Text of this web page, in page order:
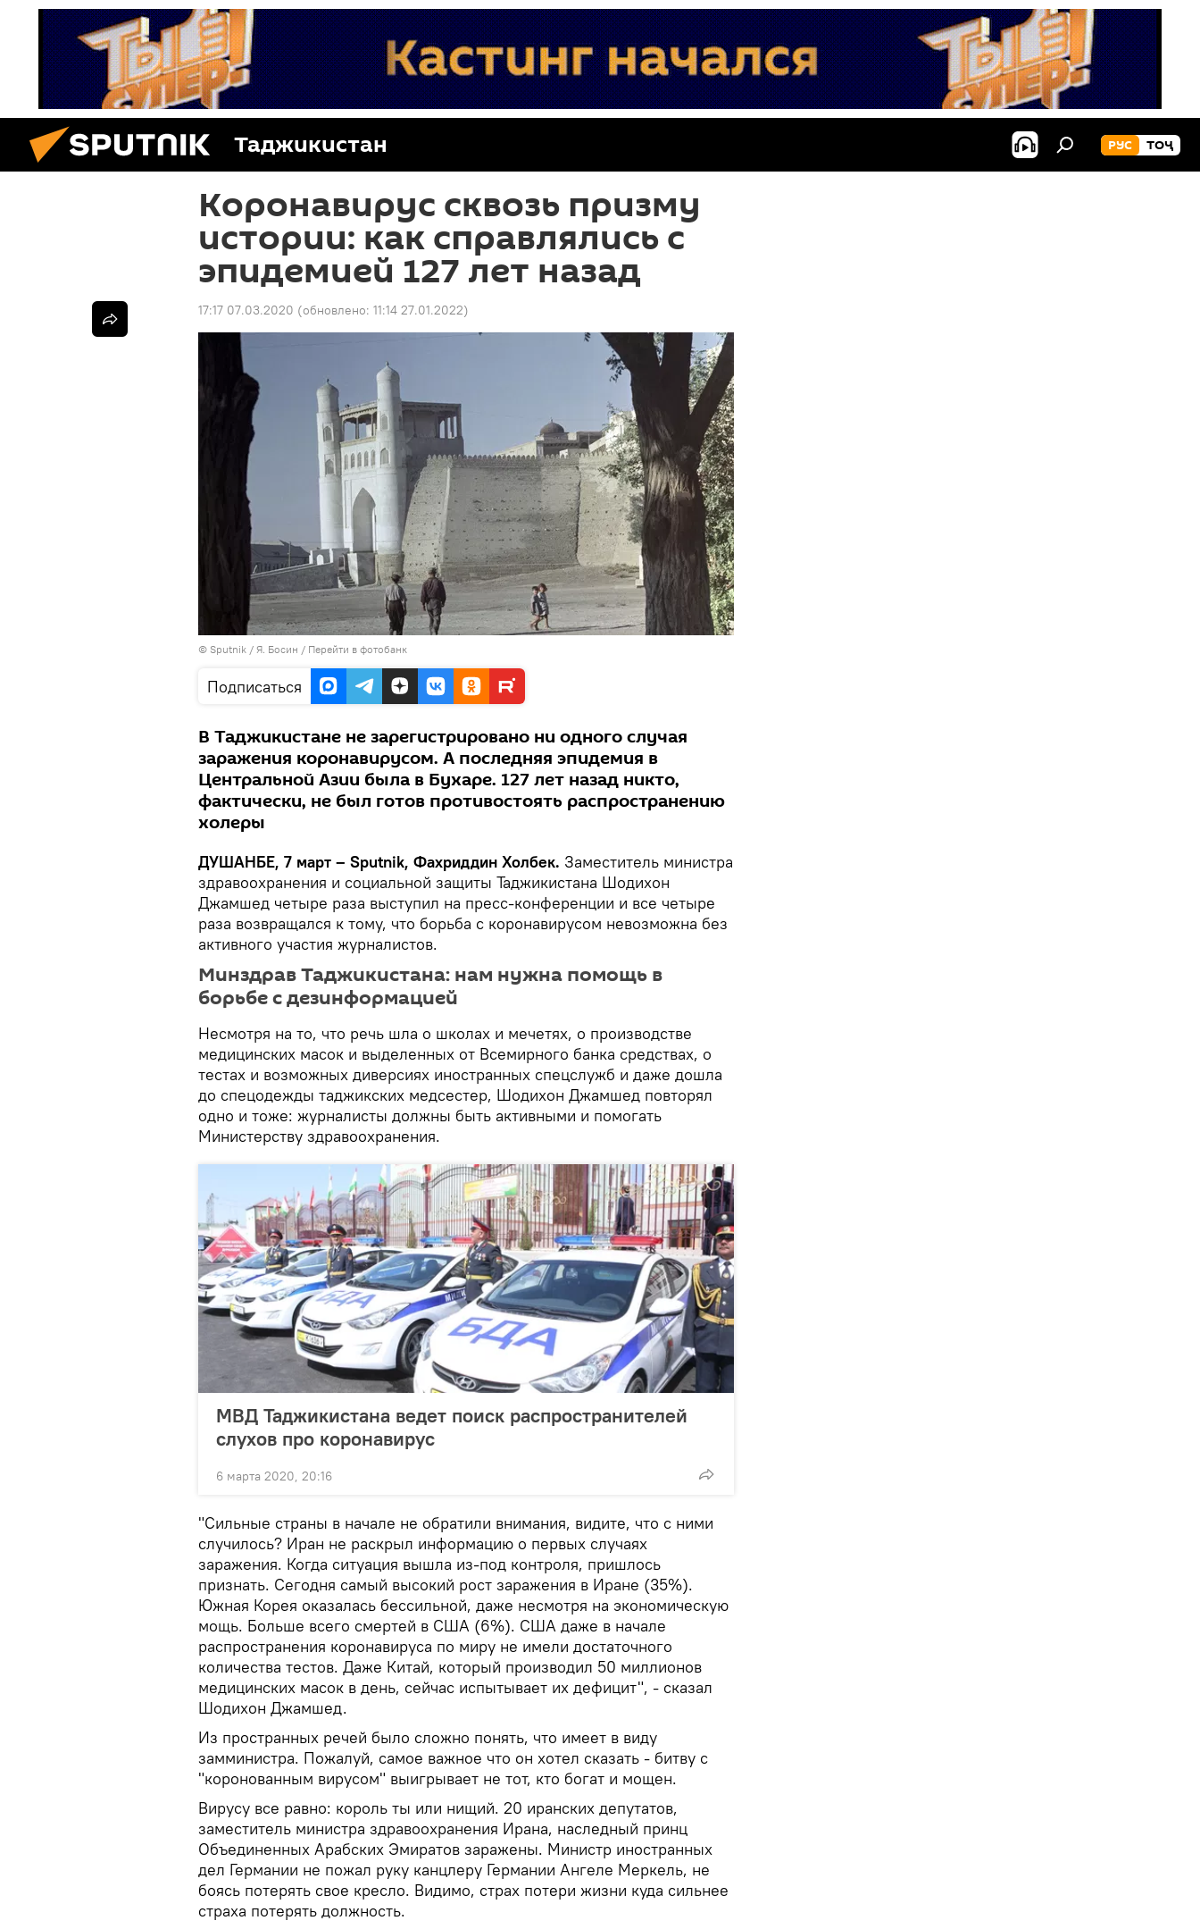
Таджикистан РУС ТОҶ
Коронавирус сквозь призму
истории: как справлялись с
эпидемией 127 лет назад
17:17 07.03.2020 (обновлено: 11:14 27.01.2022)
© Sputnik / Я. Босин / Перейти в фотобанк
Подписаться
В Таджикистане не зарегистрировано ни одного случая
заражения коронавирусом. А последняя эпидемия в
Центральной Азии была в Бухаре. 127 лет назад никто,
фактически, не был готов противостоять распространению
холеры
ДУШАНБЕ, 7 март – Sputnik, Фахриддин Холбек. Заместитель министра
здравоохранения и социальной защиты Таджикистана Шодихон
Джамшед четыре раза выступил на пресс-конференции и все четыре
раза возвращался к тому, что борьба с коронавирусом невозможна без
активного участия журналистов.
Минздрав Таджикистана: нам нужна помощь в
борьбе с дезинформацией
Несмотря на то, что речь шла о школах и мечетях, о производстве
медицинских масок и выделенных от Всемирного банка средствах, о
тестах и возможных диверсиях иностранных спецслужб и даже дошла
до спецодежды таджикских медсестер, Шодихон Джамшед повторял
одно и тоже: журналисты должны быть активными и помогать
Министерству здравоохранения.
МВД Таджикистана ведет поиск распространителей
слухов про коронавирус
6 марта 2020, 20:16
"Сильные страны в начале не обратили внимания, видите, что с ними
случилось? Иран не раскрыл информацию о первых случаях
заражения. Когда ситуация вышла из-под контроля, пришлось
признать. Сегодня самый высокий рост заражения в Иране (35%).
Южная Корея оказалась бессильной, даже несмотря на экономическую
мощь. Больше всего смертей в США (6%). США даже в начале
распространения коронавируса по миру не имели достаточного
количества тестов. Даже Китай, который производил 50 миллионов
медицинских масок в день, сейчас испытывает их дефицит", - сказал
Шодихон Джамшед.
Из пространных речей было сложно понять, что имеет в виду
замминистра. Пожалуй, самое важное что он хотел сказать - битву с
"коронованным вирусом" выигрывает не тот, кто богат и мощен.
Вирусу все равно: король ты или нищий. 20 иранских депутатов,
заместитель министра здравоохранения Ирана, наследный принц
Объединенных Арабских Эмиратов заражены. Министр иностранных
дел Германии не пожал руку канцлеру Германии Ангеле Меркель, не
боясь потерять свое кресло. Видимо, страх потери жизни куда сильнее
страха потерять должность.